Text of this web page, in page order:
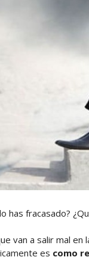
has fracasado?
van a salir mal
es como